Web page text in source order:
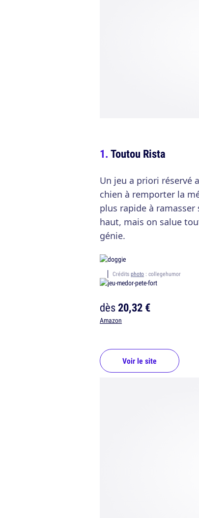
Toutou Rista
Un jeu a priori réservé
chien à remporter la
plus rapide à
haut, mais on salue
génie.
Crédits photo : collegehumor
dès20,32 €
Amazon
Voir le site